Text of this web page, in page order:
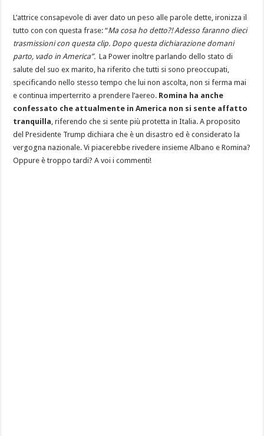
L’attrice consapevole di aver dato un peso alle parole dette, ironizza il
tutto con con questa frase: “Ma cosa ho detto?! Adesso faranno dieci
trasmissioni con questa clip. Dopo questa dichiarazione domani
parto, vado in America”.La Power inoltre parlando dello stato di
salute del suo ex marito, ha riferito che tutti si sono preoccupati,
specificando nello stesso tempo che lui non ascolta, non si ferma mai
e continua imperterrito a prendere l’aereo. Romina ha anche
confessato che attualmente in America non si sente affatto
tranquilla, riferendo che si sente più protetta in Italia. A proposito
del Presidente Trump dichiara che è un disastro ed è considerato la
vergogna nazionale. Vi piacerebbe rivedere insieme Albano e Romina?
Oppure è troppo tardi? A voi i commenti!